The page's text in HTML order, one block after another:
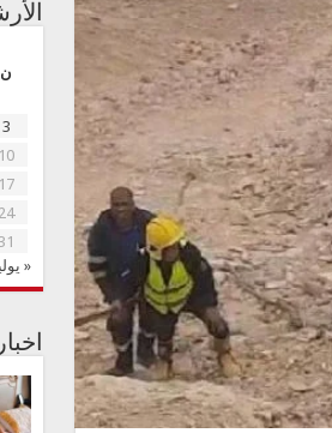
ن
3
10
17
24
«